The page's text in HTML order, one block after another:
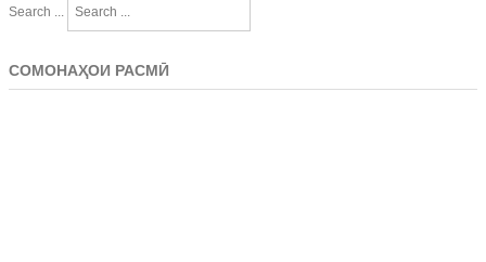
Search ...
СОМОНАҲОИ РАСМӢ